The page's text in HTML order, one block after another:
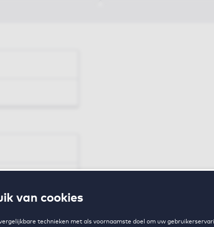
van cookies
technieken met als voornaamste doel om uw